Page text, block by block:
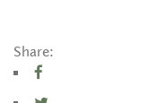
Share: